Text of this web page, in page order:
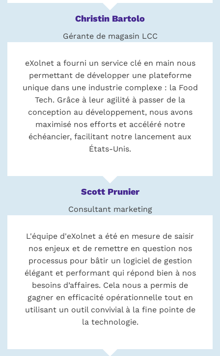
Christin Bartolo
Gérante de magasin LCC
eXolnet a fourni un service clé en main nous
permettant de développer une plateforme
unique dans une industrie complexe : la Food
Tech. Grâce à leur agilité à passer de la
conception au développement, nous avons
maximisé nos efforts et accéléré notre
échéancier, facilitant notre lancement aux
États-Unis.
Scott Prunier
Consultant marketing
L'équipe d'eXolnet a été en mesure de saisir
nos enjeux et de remettre en question nos
processus pour bâtir un logiciel de gestion
élégant et performant qui répond bien à nos
besoins d’affaires. Cela nous a permis de
gagner en efficacité opérationnelle tout en
utilisant un outil convivial à la fine pointe de
la technologie.